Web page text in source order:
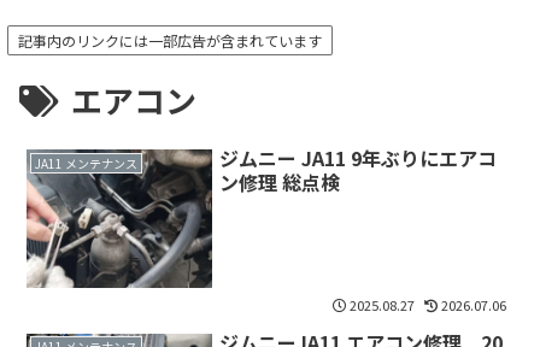
記事内のリンクには一部広告が含まれています
エアコン
JA11 メンテナンス
ジムニー JA11 9年ぶりにエアコ
ン修理 総点検
2025.08.27 2026.07.06